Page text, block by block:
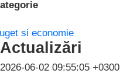
si economie
Actualizări
2026-06-02 09:55:05 +0300